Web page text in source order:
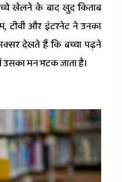
खेलने के बाद खुद किताब
और इंटरनेट ने उनका
देखते हैं कि बच्चा पढ़ने
मन भटक जाता है।